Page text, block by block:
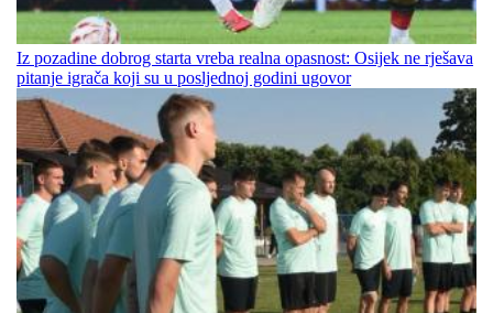
Iz pozadine dobrog starta vreba realna opasnost: Osijek ne rješava
pitanje igrača koji su u posljednoj godini ugovor